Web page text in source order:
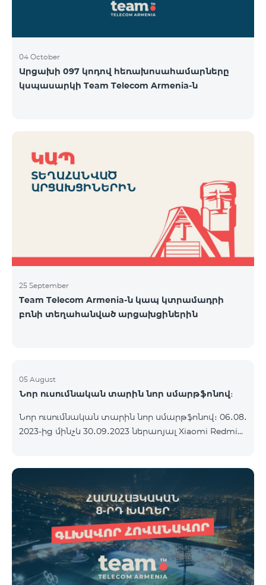
բաժանորդները կօգտվեն «Բի ֆրի 097» հատո
04 October
Արցախի 097 կոդով հեռախոսահամարները
կսպասարկի Team Telecom Armenia-ն
25 September
Team Telecom Armenia-ն կապ կտրամադրի
բռնի տեղահանված արցախցիներին
05 August
Նոր ուսումնական տարին նոր սմարթֆոնով։
Նոր ուսումնական տարին նոր սմարթֆոնով։ 06․08․
2023-ից մինչև 30․09․2023 ներառյալ Xiaomi Redmi
և TeamTok հատուկ սակագնային փաթեթ` 1-ին
ամիսն անվճար: Սմարթֆոնը կարելի է ձեռք բերել
նաև ապառիկ՝ ամսական սկսած 1250 դրամից։
Ամսավճարին գումարվում է բանկի վճարը։
Սակագնային փաթեթի պայմաններին
ծանոթացեք ստորև։ Կանխավճարային
սակագնային փաթեթ teamtok Ամսական վճար
2500 Անսահմանափակ VIB